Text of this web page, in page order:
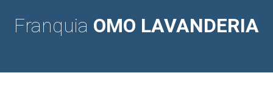
Franquia OMO LAVANDERIA